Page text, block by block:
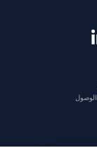
الوصول